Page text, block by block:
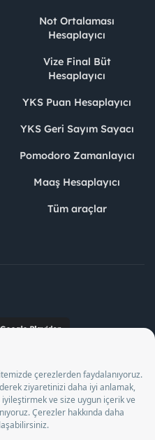
Not Ortalaması
Hesaplayıcı
Vize Final Büt
Hesaplayıcı
YKS Puan Hesaplayıcı
YKS Geri Sayım Sayacı
Pomodoro Zamanlayıcı
Maaş Hesaplayıcı
Tüm araçlar
Danışmanlık A.Ş. Özel İstihdam
12/05/2028 tarihleri arasında
İş Kurumu tarafından
sayılı karar uyarınca 1078 nolu